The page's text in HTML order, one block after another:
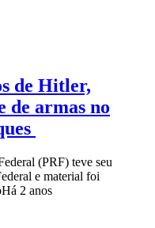
de Hitler,
de armas no
(PRF) teve seu
e material foi
Há 2 anos